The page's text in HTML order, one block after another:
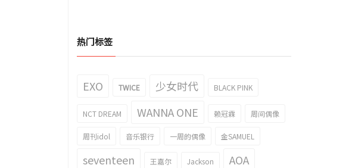
热门标签
EXO TWICE 少女时代 BLACK PINK
NCT DREAM WANNA ONE 赖冠霖 周间偶像
周刊idol 音乐银行 一周的偶像 金SAMUEL
seventeen 王嘉尔 Jackson AOA